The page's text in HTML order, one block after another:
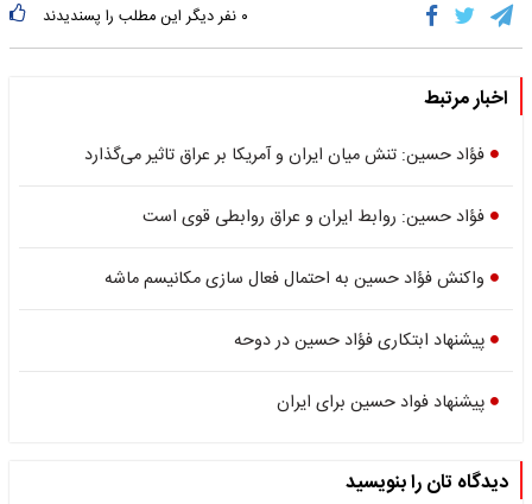
۰ نفر دیگر این مطلب را پسندیدند
اخبار مرتبط
فؤاد حسین: تنش میان ایران و آمریکا بر عراق تاثیر می‌گذارد
فؤاد حسین: روابط ایران و عراق روابطی قوی است
واکنش فؤاد حسین به احتمال فعال سازی مکانیسم ماشه
پیشنهاد ابتکاری فؤاد حسین در دوحه
پیشنهاد فواد حسین برای ایران
دیدگاه تان را بنویسید